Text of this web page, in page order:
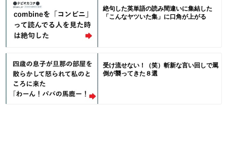
絶句した英単語の読み間違いに集結した
「こんなヤツいた集」に口角が上がる
受け流せない！（笑）斬新な言い回しで罵
倒が襲ってきた８選